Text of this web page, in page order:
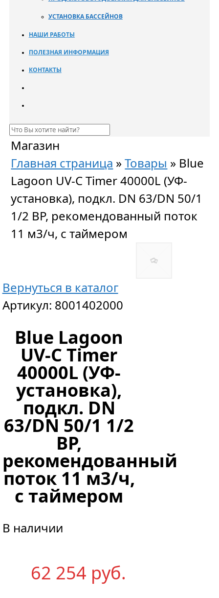
УСТАНОВКА БАССЕЙНОВ
НАШИ РАБОТЫ
ПОЛЕЗНАЯ ИНФОРМАЦИЯ
КОНТАКТЫ
Магазин
Главная страница »Товары » Blue
Lagoon UV-C Timer 40000L (УФ-
установка), подкл. DN 63/DN 50/1
1/2 ВР, рекомендованный поток
11 м3/ч, с таймером
Вернуться в каталог
Артикул: 8001402000
Blue Lagoon
UV-C Timer
40000L (УФ-
установка),
подкл. DN
63/DN 50/1 1/2
ВР,
рекомендованный
поток 11 м3/ч,
с таймером
В наличии
62 254 руб.